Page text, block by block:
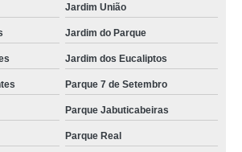
Jardim União
Jardim do Parque
Jardim dos Eucaliptos
Parque 7 de Setembro
Parque Jabuticabeiras
Parque Real